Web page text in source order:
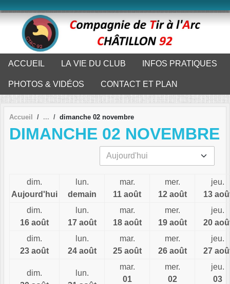
ACCUEIL LA VIE DU CLUB INFOS PRATIQUES
PHOTOS & VIDÉOS CONTACT ET PLAN
Accueil dimanche 02 novembre
DIMANCHE 02 NOVEMBRE
dim.
Aujourd'hui
lun.
demain
mar.
11 août
mer.
12 août
jeu.
13
dim.
16 août
lun.
17 août
mar.
18 août
mer.
19 août
jeu.
20
dim.
23 août
lun.
24 août
mar.
25 août
mer.
26 août
jeu.
27
dim.
lun.
mar.
01
mer.
02
jeu.
03